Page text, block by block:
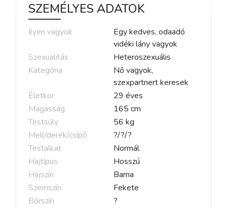
SZEMÉLYES ADATOK
Ilyen vagyok
Egy kedves, odaadó
vidéki lány vagyok
Szexualitás
Heteroszexuális
Kategória
Nő vagyok,
szexpartnert keresek
Életkor
29 éves
Magasság
165 cm
Testsúly
56 kg
Mell/derék/csípő
?/?/?
Testalkat
Normál
Hajtípus
Hosszú
Hajszín
Barna
Szemszín
Fekete
Bőrszín
?